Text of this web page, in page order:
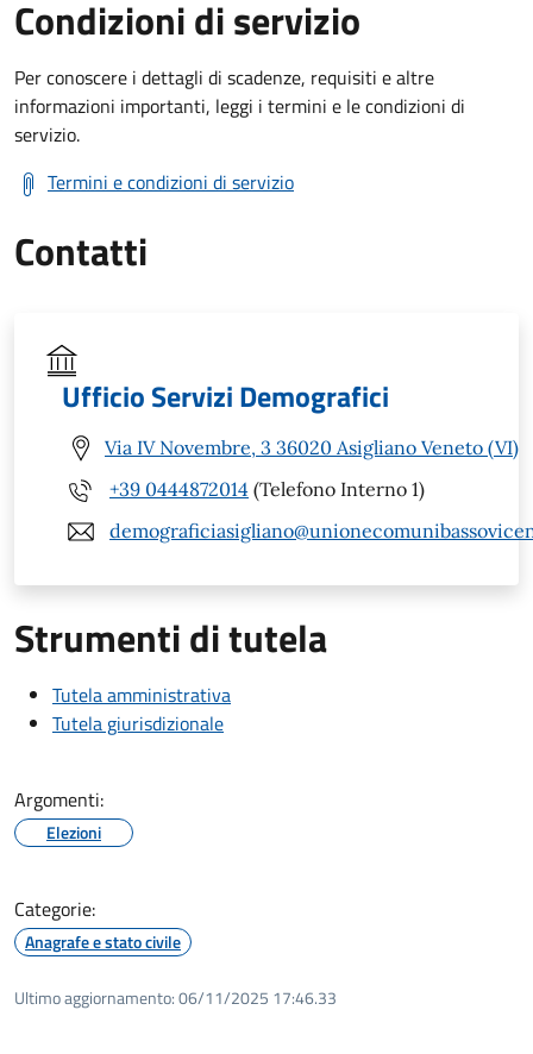
Condizioni di servizio
Per conoscere i dettagli di scadenze, requisiti e altre
informazioni importanti, leggi i termini e le condizioni di
servizio.
Termini e condizioni di servizio
Contatti
Ufficio Servizi Demografici
Via IV Novembre, 3 36020 Asigliano Veneto (VI)
+39 0444872014 (Telefono Interno 1)
Strumenti di tutela
Tutela amministrativa
Tutela giurisdizionale
Argomenti:
Elezioni
Categorie:
Anagrafe e stato civile
Ultimo aggiornamento:06/11/2025 17:46.33